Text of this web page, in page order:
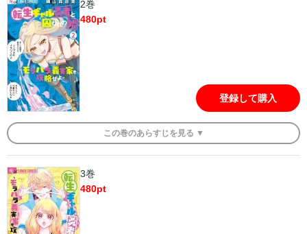
2巻
480pt
登録して購入
この巻のあらすじを 見る ▼
3巻
480pt